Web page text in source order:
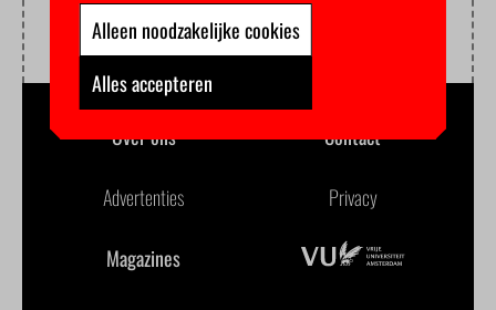
Over ons Contact
Advertenties Privacy
Magazines
Alleen noodzakelijke cookies
Alles accepteren